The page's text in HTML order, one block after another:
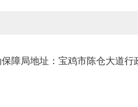
障局地址：宝鸡市陈仓大道